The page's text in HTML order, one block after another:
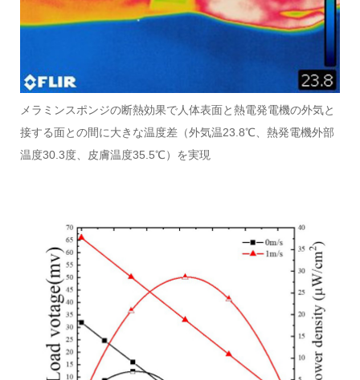
メラミンスポンジの断熱効果で人体表面と熱電発電機の外気と
接する面との間に大きな温度差（外気温23.8℃、熱発電機外部
温度30.3度、皮膚温度35.5℃）を実現